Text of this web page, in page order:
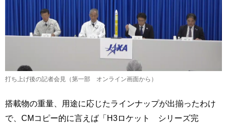
打ち上げ後の記者会見（第一部 オンライン画面から）
搭載物の重量、用途に応じたラインナップが出揃ったわけ
で、CMコピー的に言えば「H3ロケット シリーズ完